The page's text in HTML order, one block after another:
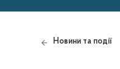
Новини та події